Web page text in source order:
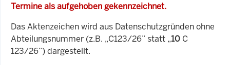
Termine als aufgehoben gekennzeichnet.
Das Aktenzeichen wird aus Datenschutzgründen ohne
Abteilungsnummer (z.B. „C123/26” statt „10 C
123/26”) dargestellt.